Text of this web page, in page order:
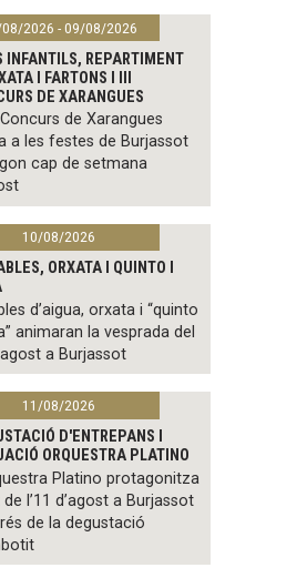
2026 - 09/08/2026
INFANTILS, REPARTIMENT
I FARTONS I III
DE XARANGUES
de Xarangues
a les festes de Burjassot
cap de setmana
10/08/2026
ORXATA I QUINTO I
d’aigua, orxata i “quinto
animaran la vesprada del
a Burjassot
11/08/2026
D'ENTREPANS I
ORQUESTRA PLATINO
Platino protagonitza
de l’11 d’agost a Burjassot
de la degustació